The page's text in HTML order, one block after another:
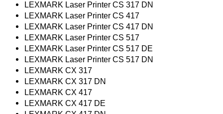
LEXMARK Laser Printer CS 317 DN
LEXMARK Laser Printer CS 417
LEXMARK Laser Printer CS 417 DN
LEXMARK Laser Printer CS 517
LEXMARK Laser Printer CS 517 DE
LEXMARK Laser Printer CS 517 DN
LEXMARK CX 317
LEXMARK CX 317 DN
LEXMARK CX 417
LEXMARK CX 417 DE